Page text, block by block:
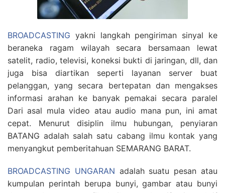
BROADCASTING yakni langkah pengiriman sinyal ke
beraneka ragam wilayah secara bersamaan lewat
satelit, radio, televisi, koneksi bukti di jaringan, dll, dan
juga bisa diartikan seperti layanan server buat
pelanggan, yang secara bertepatan dan mengakses
informasi arahan ke banyak pemakai secara paralel
Dari asal mula video atau audio mana pun, ini amat
cepat. Menurut disiplin ilmu hubungan, penyiaran
BATANG adalah salah satu cabang ilmu kontak yang
menyangkut pemberitahuan SEMARANG BARAT.
BROADCASTING UNGARAN adalah suatu pesan atau
kumpulan perintah berupa bunyi, gambar atau bunyi